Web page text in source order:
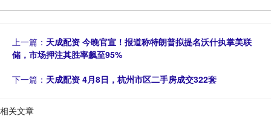
上一篇： 天成配资 今晚官宣！报道称特朗普拟提名沃什执掌美联
储，市场押注其胜率飙至95%
下一篇： 天成配资 4月8日，杭州市区二手房成交322套
相关文章